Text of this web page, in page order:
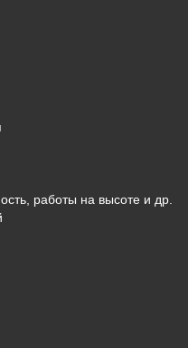
работы на высоте и др.